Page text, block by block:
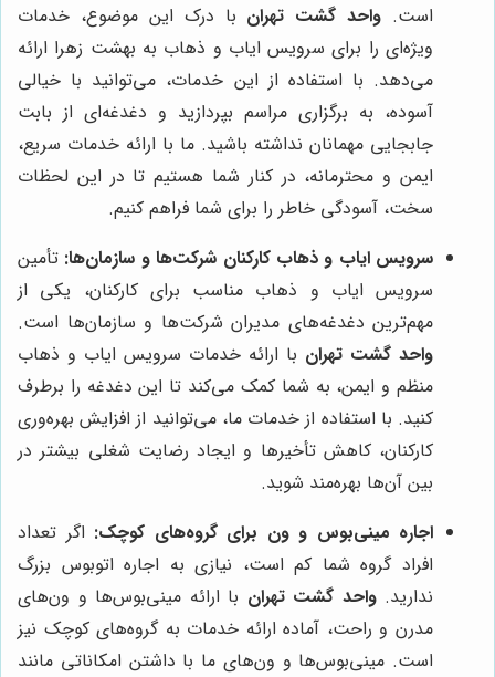
است. واحد گشت تهران با درک این موضوع، خدمات
ویژه‌ای را برای سرویس ایاب و ذهاب به بهشت زهرا ارائه
می‌دهد. با استفاده از این خدمات، می‌توانید با خیالی
آسوده، به برگزاری مراسم بپردازید و دغدغه‌ای از بابت
جابجایی مهمانان نداشته باشید. ما با ارائه خدمات سریع،
ایمن و محترمانه، در کنار شما هستیم تا در این لحظات
سخت، آسودگی خاطر را برای شما فراهم کنیم.
سرویس ایاب و ذهاب کارکنان شرکت‌ها و سازمان‌ها: تأمین
سرویس ایاب و ذهاب مناسب برای کارکنان، یکی از
مهم‌ترین دغدغه‌های مدیران شرکت‌ها و سازمان‌ها است.
واحد گشت تهران با ارائه خدمات سرویس ایاب و ذهاب
منظم و ایمن، به شما کمک می‌کند تا این دغدغه را برطرف
کنید. با استفاده از خدمات ما، می‌توانید از افزایش بهره‌وری
کارکنان، کاهش تأخیرها و ایجاد رضایت شغلی بیشتر در
بین آن‌ها بهره‌مند شوید.
اجاره مینی‌بوس و ون برای گروه‌های کوچک: اگر تعداد
افراد گروه شما کم است، نیازی به اجاره اتوبوس بزرگ
ندارید.واحد گشت تهران با ارائه مینی‌بوس‌ها و ون‌های
مدرن و راحت، آماده ارائه خدمات به گروه‌های کوچک نیز
است. مینی‌بوس‌ها و ون‌های ما با داشتن امکاناتی مانند